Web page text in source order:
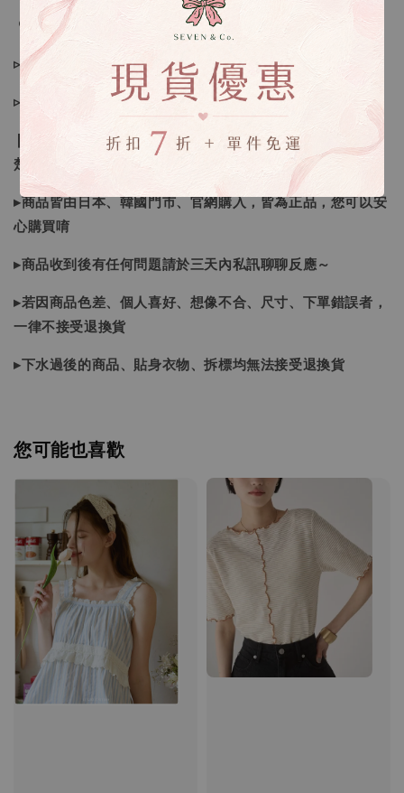
🔍IG搜尋：Sevenjewelry.co
▹現貨商品１～３日內寄出
▹預購商品７～２１日（不含假日）寄出，如遇缺貨請見諒！
❙ 本賣場不接受下標後要求取消訂單（下標前請三思與看清
楚）❙
▸商品皆由日本、韓國門市、官網購入，皆為正品，您可以安
心購買唷
▸商品收到後有任何問題請於三天內私訊聊聊反應～
▸若因商品色差、個人喜好、想像不合、尺寸、下單錯誤者，
一律不接受退換貨
▸下水過後的商品、貼身衣物、拆標均無法接受退換貨
您可能也喜歡